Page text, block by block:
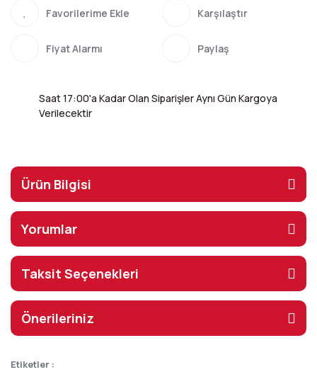
Karşılaştır
Fiyat Alarmı Paylaş
Saat 17:00'a Kadar Olan Siparişler Aynı Gün Kargoya
Verilecektir
Ürün Bilgisi
Yorumlar
Taksit Seçenekleri
Önerileriniz
Etiketler :